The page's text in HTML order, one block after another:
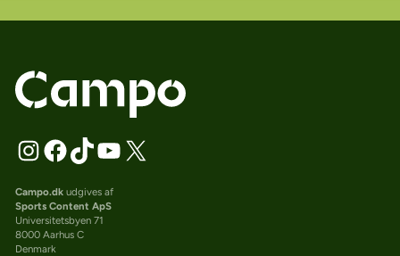
Campo.dkudgives af
Sports Content ApS
Universitetsbyen 71
8000 Aarhus C
Denmark